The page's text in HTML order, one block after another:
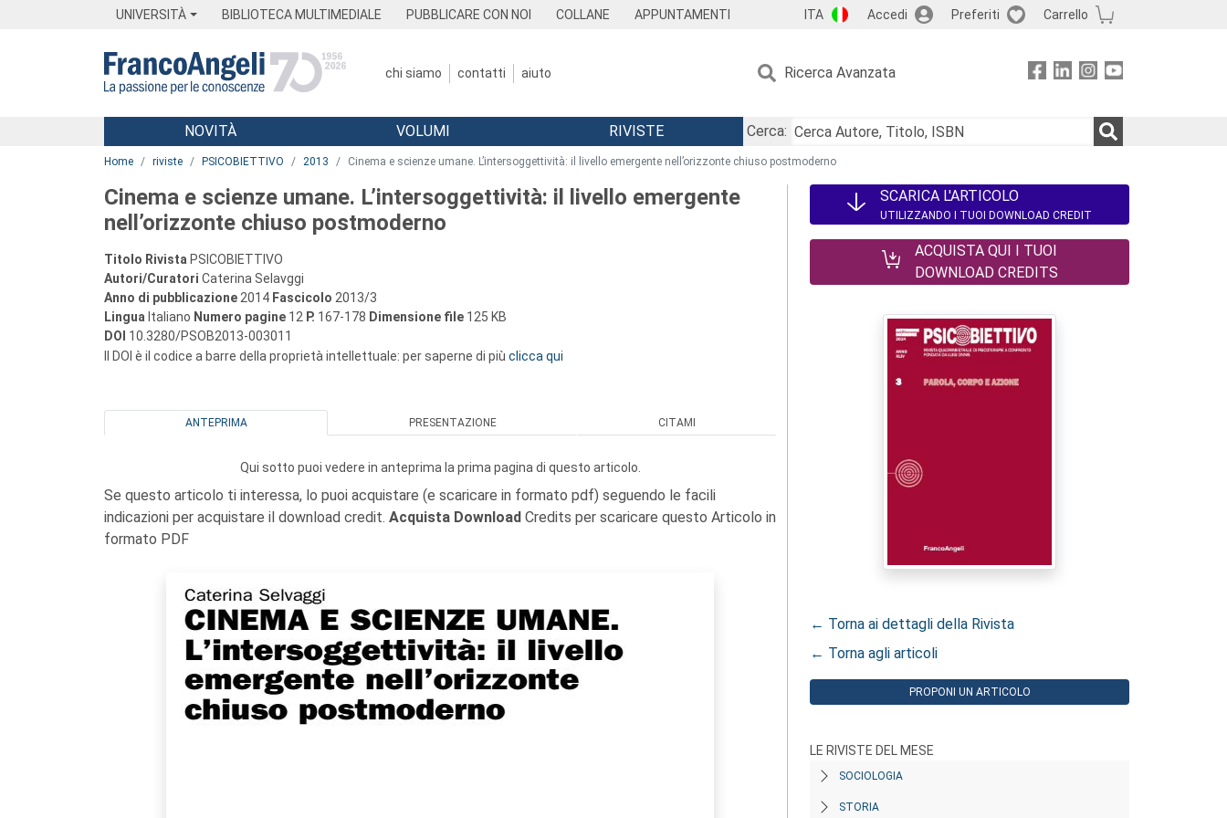
UNIVERSITÀ BIBLIOTECA MULTIMEDIALE PUBBLICARE CON NOI COLLANE APPUNTAMENTI ITA Accedi Preferiti Carrello
chi siamo contatti aiuto Ricerca Avanzata
Menu
NOVITÀ VOLUMI RIVISTE
Cerca:
Home riviste PSICOBIETTIVO 2013 Cinema e scienze umane. L’intersoggettività: il livello emergente nell’orizzonte chiuso postmoderno
Cinema e scienze umane. L’intersoggettività: il livello emergente
nell’orizzonte chiuso postmoderno
Titolo Rivista PSICOBIETTIVO
Autori/Curatori Caterina Selavggi
Anno di pubblicazione 2014 Fascicolo 2013/3
Lingua Italiano Numero pagine 12 P. 167-178 Dimensione file 125 KB
DOI 10.3280/PSOB2013-003011
Il DOI è il codice a barre della proprietà intellettuale: per saperne di più clicca qui
ANTEPRIMA PRESENTAZIONE CITAMI
Qui sotto puoi vedere in anteprima la prima pagina di questo articolo.
Se questo articolo ti interessa, lo puoi acquistare (e scaricare in formato pdf) seguendo le facili
indicazioni per acquistare il download credit. Acquista Download Credits per scaricare questo Articolo in
formato PDF
SCARICA L'ARTICOLO
UTILIZZANDO I TUOI DOWNLOAD CREDIT
ACQUISTA QUI I TUOI
DOWNLOAD CREDITS
← Torna ai dettagli della Rivista
← Torna agli articoli
PROPONI UN ARTICOLO
LE RIVISTE DEL MESE
SOCIOLOGIA
STORIA